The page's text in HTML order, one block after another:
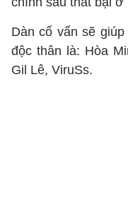
Dàn cố vấn sẽ
độc thân là: Hòa
Gil Lê, ViruSs.